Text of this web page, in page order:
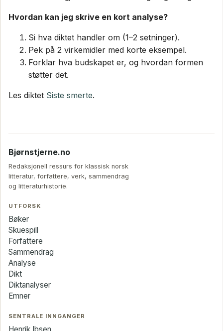
Hvordan kan jeg skrive en kort analyse?
Si hva diktet handler om (1–2 setninger).
Pek på 2 virkemidler med korte eksempel.
Forklar hva budskapet er, og hvordan formen
støtter det.
Les diktet Siste smerte.
Bjørnstjerne.no
Redaksjonell ressurs for klassisk norsk
litteratur, forfattere, verk, sammendrag
og litteraturhistorie.
UTFORSK
Bøker
Skuespill
Forfattere
Sammendrag
Analyse
Dikt
Diktanalyser
Emner
SENTRALE INNGANGER